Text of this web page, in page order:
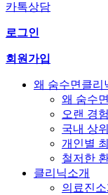
카톡상담
로그인
회원가입
왜 숨수면클리
왜 숨수
오랜 경
국내 상
개인별
철저한
클리닉소개
의료진소